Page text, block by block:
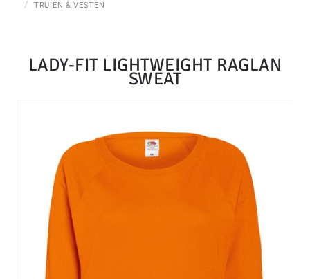
TRUIEN & VESTEN
LADY-FIT LIGHTWEIGHT RAGLAN
SWEAT